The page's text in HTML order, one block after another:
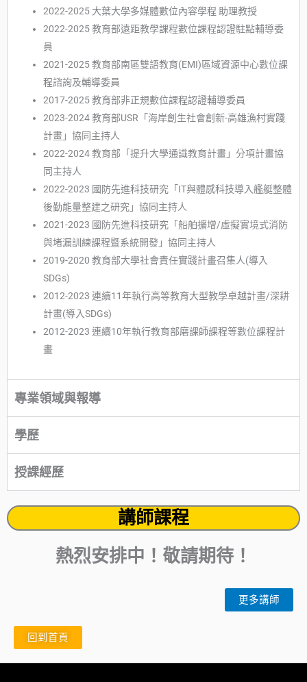
2022-2025 大葉大學多媒體數位內容學程 助理教授
2022-2025 教育部遠距教學課程數位課程認證駐點輔導委
員
2021-2025 教育部南區雙語教育(EMI)區域資源中心數位課
程諮詢及輔導委員
2017-2025 教育部非正規數位課程認證輔導委員
2023-2024 教育部USR「海岸創生社會創新-高雄漁村實踐
計畫」協同主持人
2022-2024 教育部「提升大學通識教育計畫」分項計畫協
同主持人
2022-2023 國防先進科技研究「IT與體感科技導入艦艇整體
後勤能量整建之研究」協同主持人
2021-2023 國防先進科技研究「船舶擴增/虛擬實境式消防
與堵漏訓練課程暨系統開發」協同主持人
2019-2020 教育部大學社會責任實踐計畫召集人(導入
SDGs)
2012-2023 連續11年執行高等教育大型教學卓越計畫/深耕
計畫(導入SDGs)
2012-2023 連續10年執行教育部磨課師課程等數位課程計
畫
專業領域與報導
學歷
授課經歷
講師課程
熱烈安排中！敬請期待！
更多講師
回到首頁